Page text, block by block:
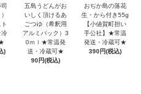
冷
)
五島うどんがお
いしく頂けるあ
ごつゆ（希釈用
アルミパック）3
0ｍｌ★常温発
送・冷蔵可★
90円(税込)
おぢか島の落花
生・から付き55g
【小値賀町担い
手公社】★常温
発送・冷蔵可★
390円(税込)